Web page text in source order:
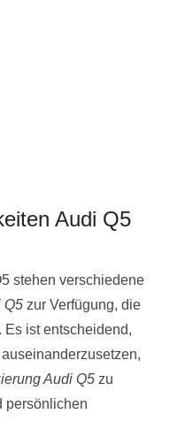
Audi Q5
stehen verschiedene
Q5 zur Verfügung, die
ist entscheidend,
Audi Q5 zu
persönlichen